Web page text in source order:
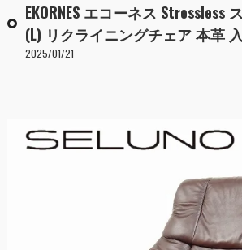
EKORNES エコーネス Stressless
(L) リクライニングチェア 本革
2025/01/21